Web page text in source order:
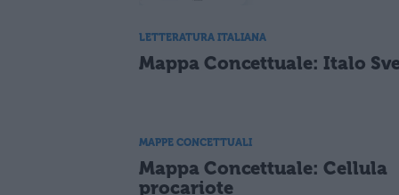
LETTERATURA ITALIANA
Mappa Concettuale: Italo
MAPPE CONCETTUALI
Mappa Concettuale: Cellula
procariote